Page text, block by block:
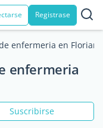
Registrase
enfermeria en
enfermeria
Suscribirse